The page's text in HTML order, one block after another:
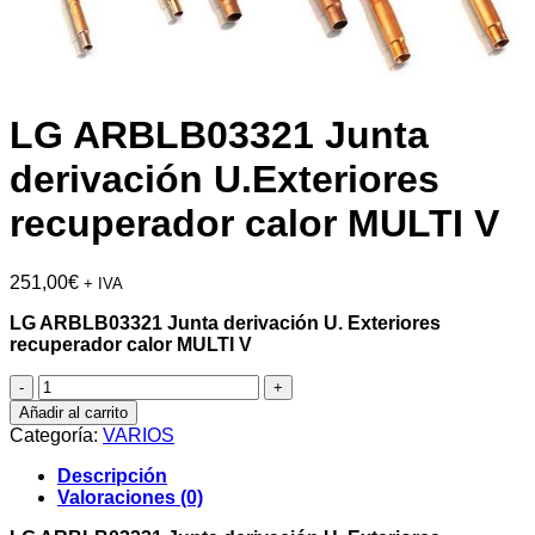
LG ARBLB03321 Junta
derivación U.Exteriores
recuperador calor MULTI V
251,00€ + IVA
LG ARBLB03321 Junta derivación U. Exteriores
recuperador calor MULTI V
LG
ARBLB03321
Junta
derivación
U.Exteriores
recuperador
calor
Añadir al carrito
Categoría: VARIOS
Descripción
Valoraciones (0)